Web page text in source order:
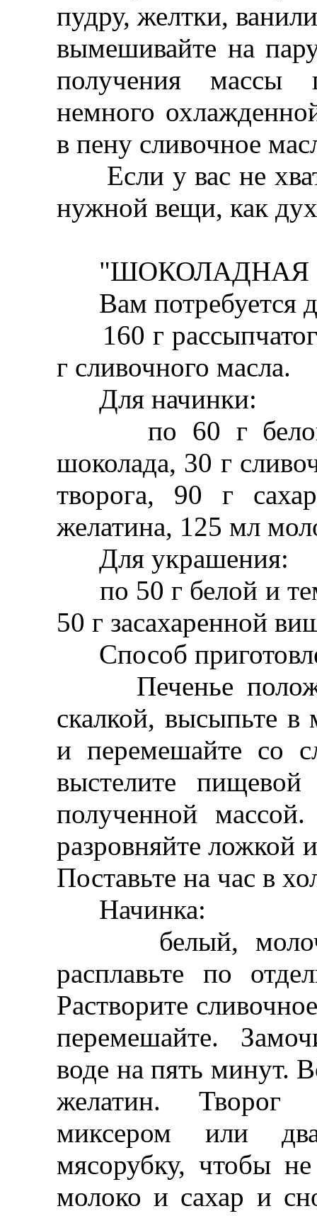
пудру, желтки,
вымешивайте на
получения массы
немного
в пену сливочное
Если у вас не
нужной вещи, как
"ШОКОЛАДНАЯ
Вам потребуется
160 г
г сливочного масла.
Для начинки:
по 60 г белого,
шоколада, 30 г
творога, 90 г
желатина, 125 мл
Для украшения:
по 50 г белой и
50 г засахаренной
Способ
Печенье
скалкой, высыпьте в
и перемешайте со
выстелите
полученной
разровняйте ложкой
Поставьте на час в
Начинка:
белый,
расплавьте по
Растворите
перемешайте.
воде на пять минут.
желатин. Творог
миксером или
мясорубку, чтобы
молоко и сахар и